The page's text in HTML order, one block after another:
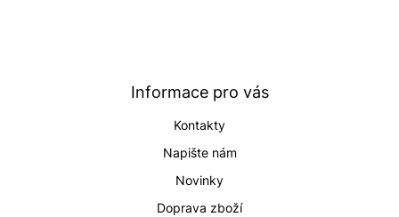
Informace pro vás
Kontakty
Napište nám
Novinky
Doprava zboží